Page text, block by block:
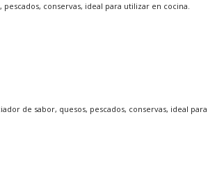
conservas, ideal para utilizar en cocina.
potenciador de sabor,